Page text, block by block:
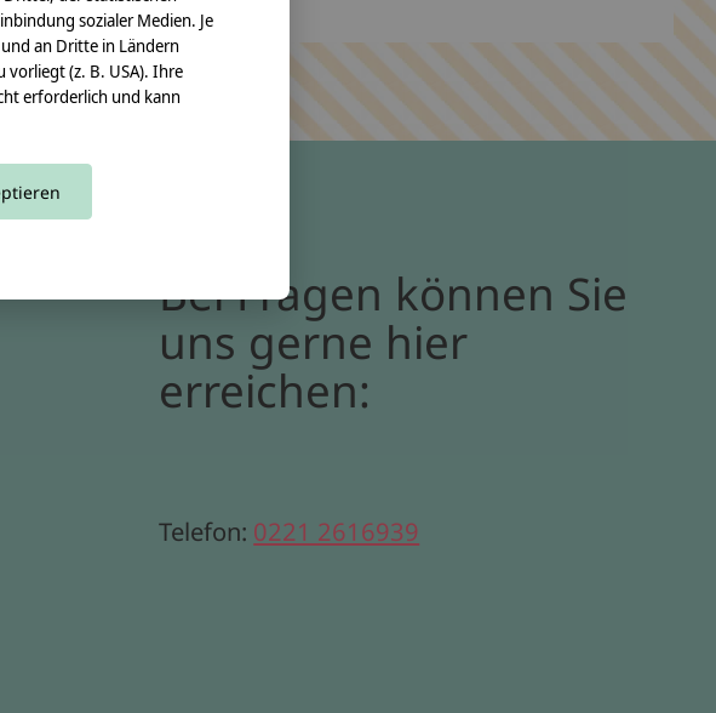
Bei Fragen können Sie
uns gerne hier
erreichen:
Telefon: 0221 2616939
sozialer Medien. Je
an Dritte in Ländern
(z. B. USA). Ihre
erforderlich und kann